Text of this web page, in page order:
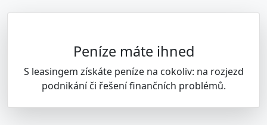
Peníze máte ihned
S leasingem získáte peníze na cokoliv: na rozjezd
podnikání či řešení finančních problémů.